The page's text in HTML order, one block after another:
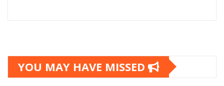
YOU MAY HAVE MISSED